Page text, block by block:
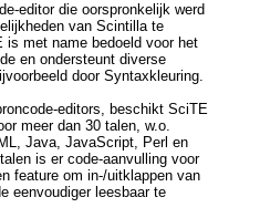
editor die oorspronkelijk werd
van Scintilla te
is met name bedoeld voor het
en ondersteunt diverse
door Syntaxkleuring.
editors, beschikt SciTE
meer dan 30 talen, w.o.
Java, JavaScript, Perl en
is er code-aanvulling voor
feature om in-/uitklappen van
eenvoudiger leesbaar te